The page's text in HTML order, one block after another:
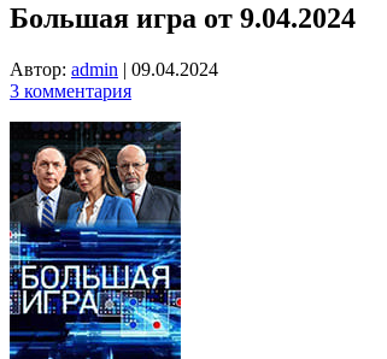
Большая игра от 9.04.2024
Автор: admin | 09.04.2024
3 комментария